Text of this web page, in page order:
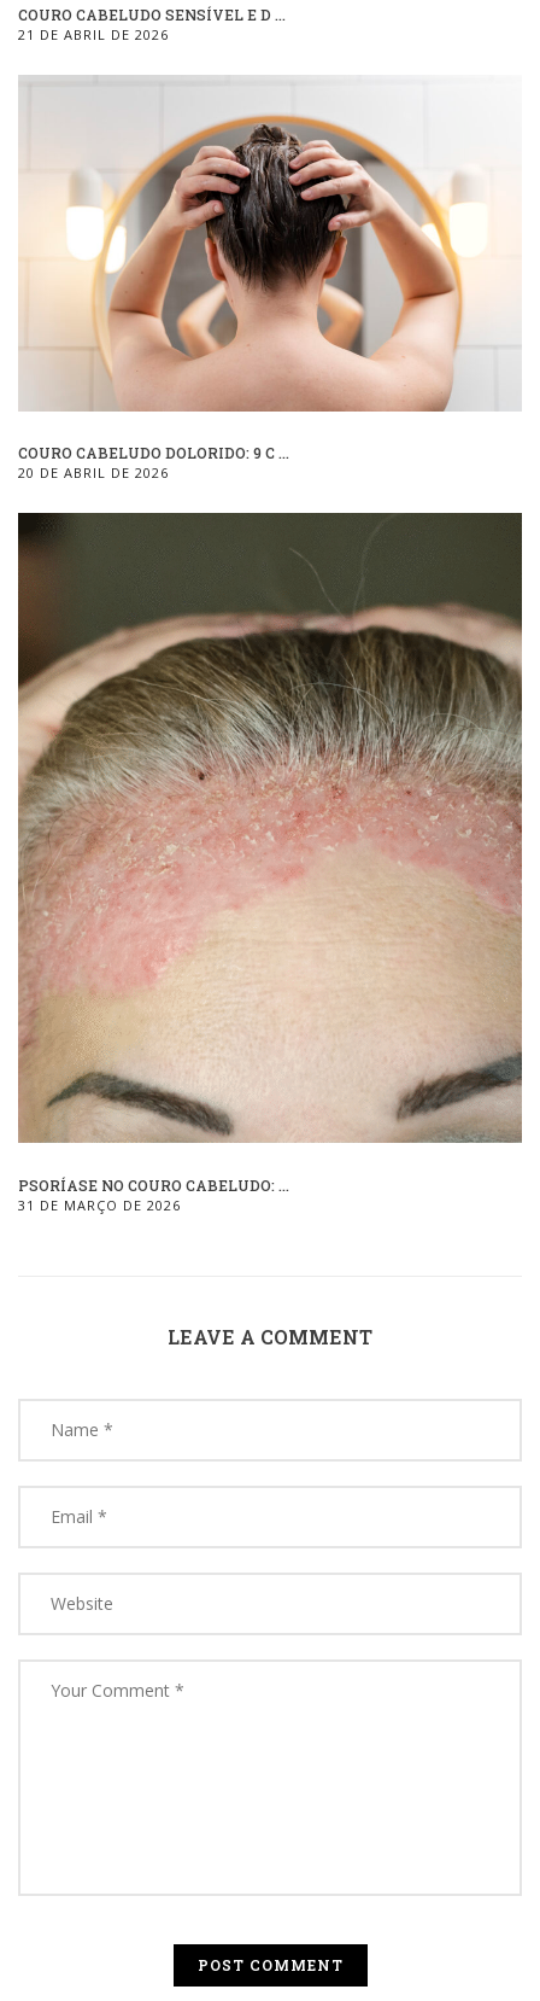
COURO CABELUDO SENSÍVEL E D ...
21 DE ABRIL DE 2026
COURO CABELUDO DOLORIDO: 9 C ...
20 DE ABRIL DE 2026
PSORÍASE NO COURO CABELUDO: ...
31 DE MARÇO DE 2026
LEAVE A COMMENT